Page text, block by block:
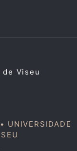
UNIVERSIDADE